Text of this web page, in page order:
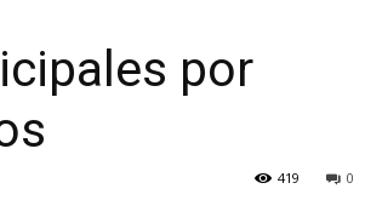
por
0
419